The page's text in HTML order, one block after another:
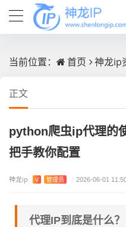
当前位置： 首页 神龙ip
正文
python爬虫ip代理的
把手教你配置
神龙ip V 管理员 / 2026-06-01
代理IP到底是什么？